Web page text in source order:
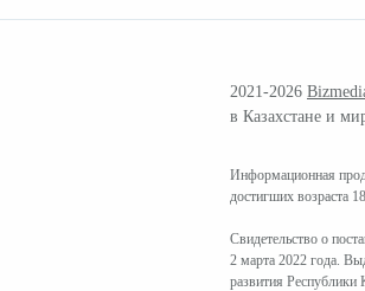
2021-2026
в Казахстане и
Информационная
достигших возраста
Свидетельство о
2 марта 2022 года.
развития Республики